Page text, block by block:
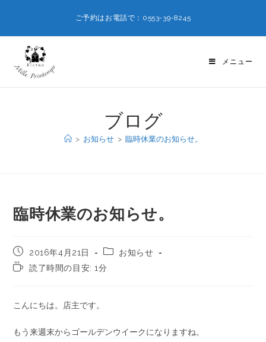
ご予約はお電話で：0553-39-8245
メニュー
ブログ
> お知らせ > 臨時休業のお知らせ。
臨時休業のお知らせ。
2016年4月21日
お知らせ
読了時間の目安: 1分
こんにちは。店主です。
もう来週末からゴールデンウイークになりますね。